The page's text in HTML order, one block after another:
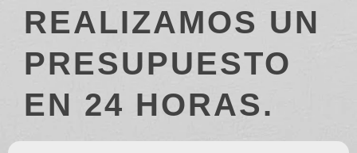
REALIZAMOS UN
PRESUPUESTO
EN 24 HORAS.